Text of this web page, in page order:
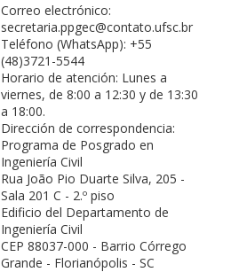
Correo electrónico:
secretaria.ppgec@contato.ufsc.br
Teléfono (WhatsApp): +55
(48)3721-5544
Horario de atención: Lunes a
viernes, de 8:00 a 12:30 y de 13:30
a 18:00.
Dirección de correspondencia:
Programa de Posgrado en
Ingeniería Civil
Rua João Pio Duarte Silva, 205 -
Sala 201 C - 2.º piso
Edificio del Departamento de
Ingeniería Civil
CEP 88037-000 - Barrio Córrego
Grande - Florianópolis - SC